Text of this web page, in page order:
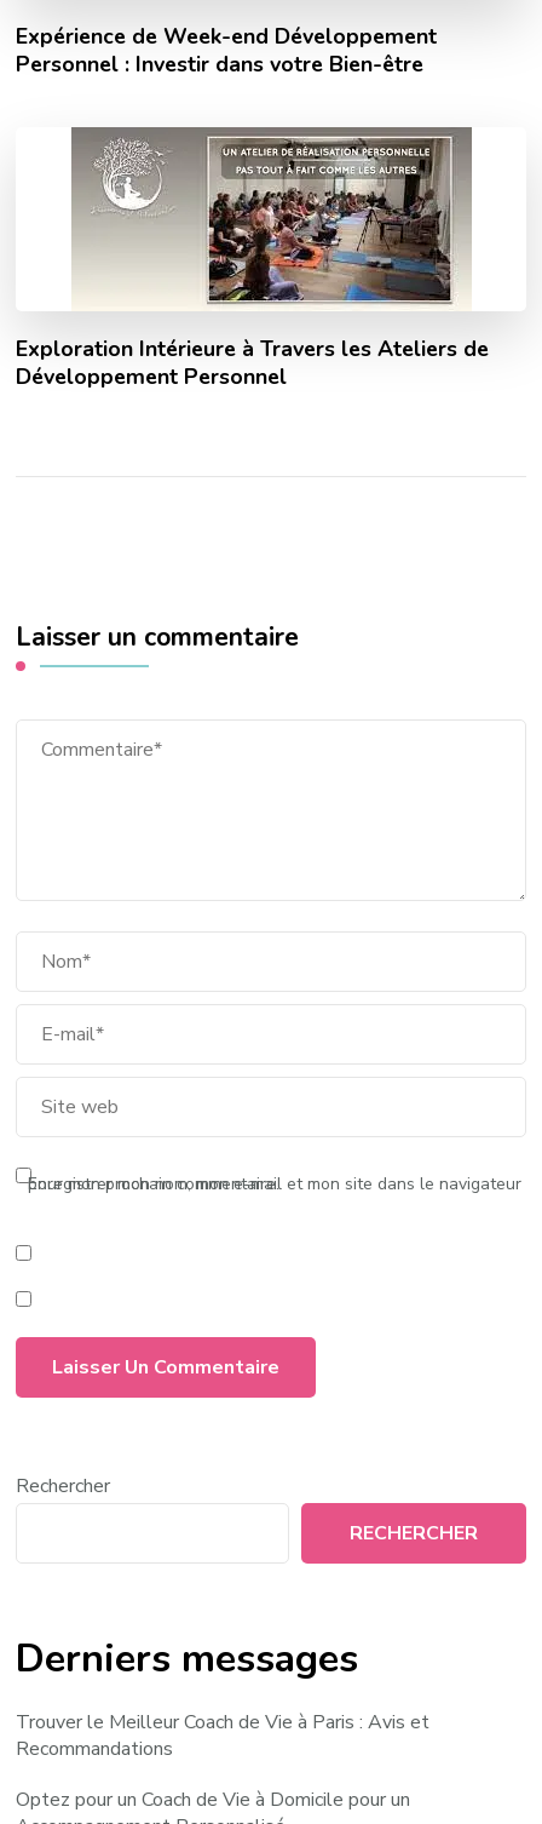
Expérience de Week-end Développement
Personnel : Investir dans votre Bien-être
Exploration Intérieure à Travers les Ateliers de
Développement Personnel
Laisser un commentaire
Enregistrer mon nom, mon e-mail et mon site dans le navigateur pour mon prochain commentaire.
Rechercher
RECHERCHER
Derniers messages
Trouver le Meilleur Coach de Vie à Paris : Avis et
Recommandations
Optez pour un Coach de Vie à Domicile pour un